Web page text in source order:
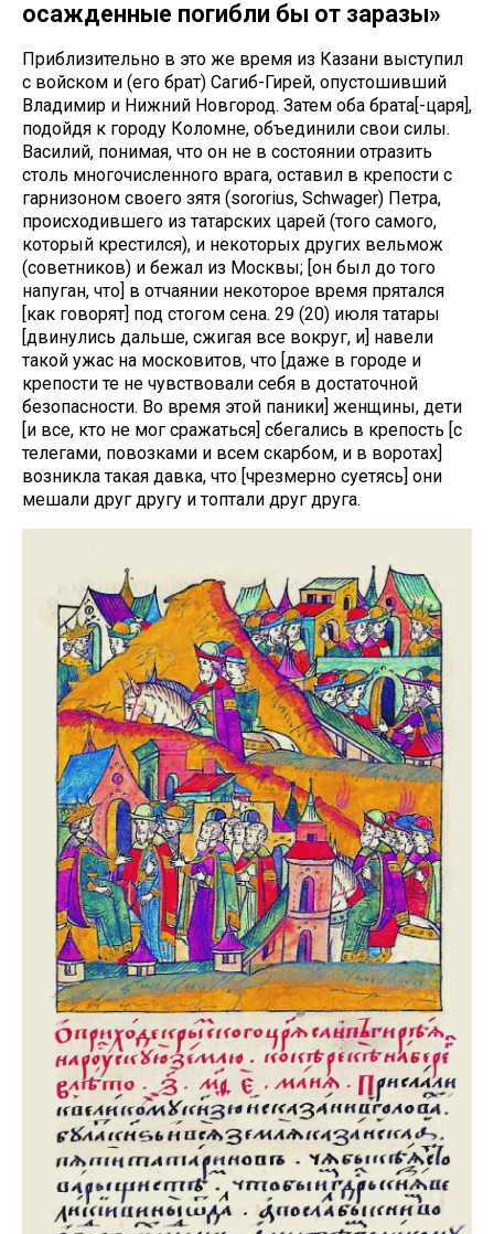
осажденные погибли бы от заразы»
Приблизительно в это же время из Казани выступил
с войском и (его брат) Сагиб-Гирей, опустошивший
Владимир и Нижний Новгород. Затем оба брата[-царя],
подойдя к городу Коломне, объединили свои силы.
Василий, понимая, что он не в состоянии отразить
столь многочисленного врага, оставил в крепости с
гарнизоном своего зятя (sororius, Schwager) Петра,
происходившего из татарских царей (того самого,
который крестился), и некоторых других вельмож
(советников) и бежал из Москвы; [он был до того
напуган, что] в отчаянии некоторое время прятался
[как говорят] под стогом сена. 29 (20) июля татары
[двинулись дальше, сжигая все вокруг, и] навели
такой ужас на московитов, что [даже в городе и
крепости те не чувствовали себя в достаточной
безопасности. Во время этой паники] женщины, дети
[и все, кто не мог сражаться] сбегались в крепость [с
телегами, повозками и всем скарбом, и в воротах]
возникла такая давка, что [чрезмерно суетясь] они
мешали друг другу и топтали друг друга.